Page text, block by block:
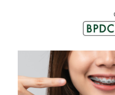
BPDC
แค่เว็บเวิร์ดเพรสเว็บหนึ่ง